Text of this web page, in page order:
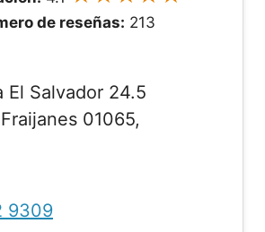
de reseñas: 213
El Salvador 24.5
01065,
9309